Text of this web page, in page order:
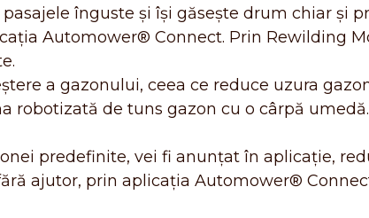
înguste şi îşi găseşte drum chiar şi
Automower® Connect. Prin Rewilding
a gazonului, ceea ce reduce uzura
robotizată de tuns gazon cu o cârpă
predefinite, vei fi anunțat în aplicație,
ajutor, prin aplicația Automower®